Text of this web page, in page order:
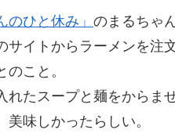
のひと休み」 のまるちゃん
サイトからラーメンを注
こと。
れたスープと麺をからま
味しかったらしい。